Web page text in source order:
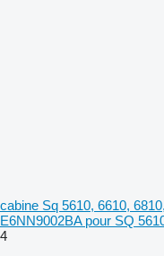
cabine Sq 5610, 6610,
E6NN9002BA pour SQ
4